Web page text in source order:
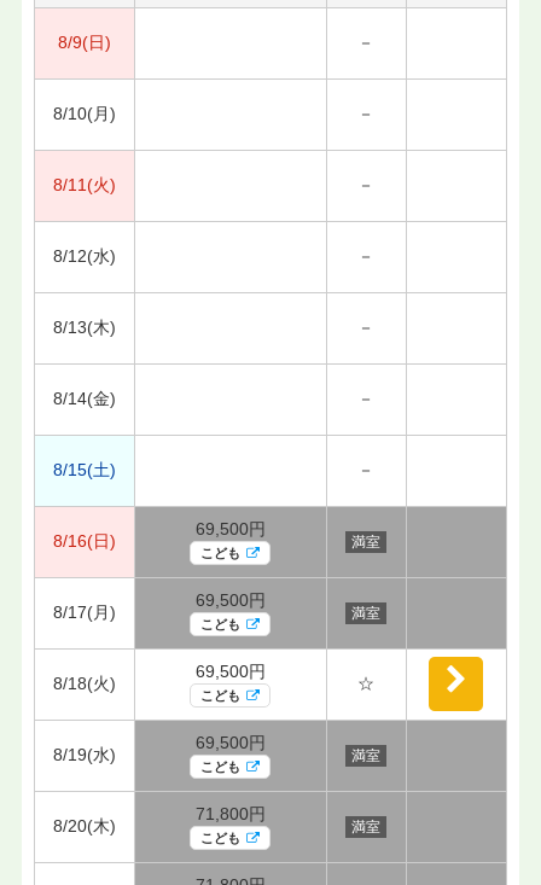
8/9(日) －
8/10(月) －
8/11(火) －
8/12(水) －
8/13(木) －
8/14(金) －
8/15(土) －
8/16(日)
69,500円
こども
満室
8/17(月)
69,500円
こども
満室
8/18(火)
69,500円
こども
☆
8/19(水)
69,500円
こども
満室
8/20(木)
71,800円
こども
満室